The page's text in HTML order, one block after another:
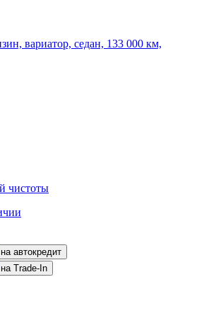
вариатор, седан, 133 000 км,
чистоты
на автокредит
на Trade-In